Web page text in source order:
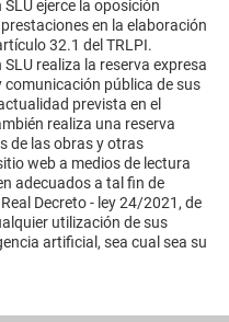
ejerce la oposición
en la elaboración
32.1 del TRLPI.
realiza la reserva expresa
pública de sus
prevista en el
realiza una reserva
de las obras y otras
web a medios de lectura
adecuados a tal fin de
Decreto - ley 24/2021, de
utilización de sus
artificial, sea cual sea su